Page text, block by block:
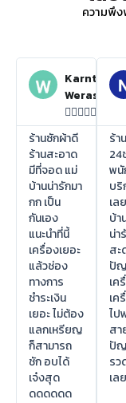
ความพึ
Karnthida

ร้านซักผ้าดี
ร้านสะอาด
มีที่จอด แม่
บ้านน่ารักมา
กก เป็น
กันเอง
แนะนำที่นี้
เครื่องเยอะ
แล้วช่อง
ทางการ
ชำระเงิน
เยอะ ไม่ต้อง
แลกเหรียญ
ก็สามารถ
ชัก อบได้
เจ๋งสุด
ดดดดดด
ร้า
24
พนั
บริ
เล
บ้า
น่า
ส
ปัญ
เค
เค
ไป
สา
ปัญ
รว
เล